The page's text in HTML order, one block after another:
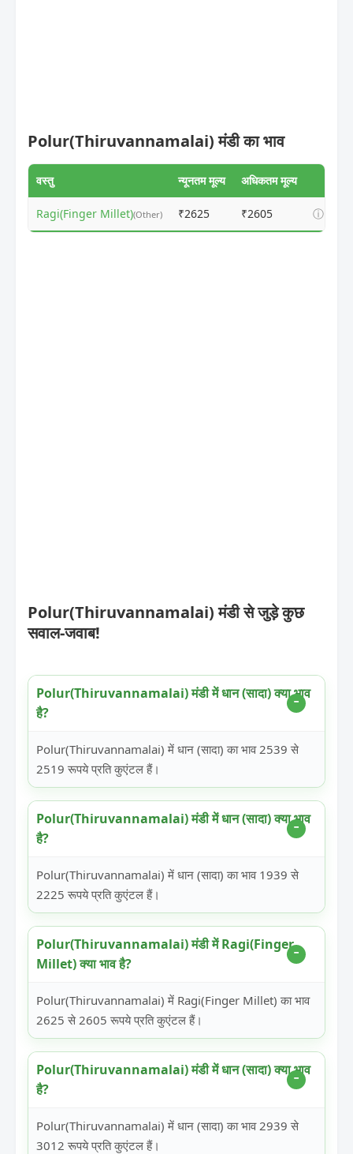
Polur(Thiruvannamalai) मंडी का भाव
वस्तु न्यूनतम मूल्य अधिकतम मूल्य
Ragi(Finger Millet)(Other) ₹2625 ₹2605 ⓘ
Polur(Thiruvannamalai) मंडी से जुड़े कुछ
सवाल-जवाब!
Polur(Thiruvannamalai) मंडी में धान (सादा) क्या भाव
है?
Polur(Thiruvannamalai) में धान (सादा) का भाव 2539 से
2519 रूपये प्रति कुएंटल हैं।
Polur(Thiruvannamalai) मंडी में धान (सादा) क्या भाव
है?
Polur(Thiruvannamalai) में धान (सादा) का भाव 1939 से
2225 रूपये प्रति कुएंटल हैं।
Polur(Thiruvannamalai) मंडी में Ragi(Finger
Millet) क्या भाव है?
Polur(Thiruvannamalai) में Ragi(Finger Millet) का भाव
2625 से 2605 रूपये प्रति कुएंटल हैं।
Polur(Thiruvannamalai) मंडी में धान (सादा) क्या भाव
है?
Polur(Thiruvannamalai) में धान (सादा) का भाव 2939 से
3012 रूपये प्रति कुएंटल हैं।